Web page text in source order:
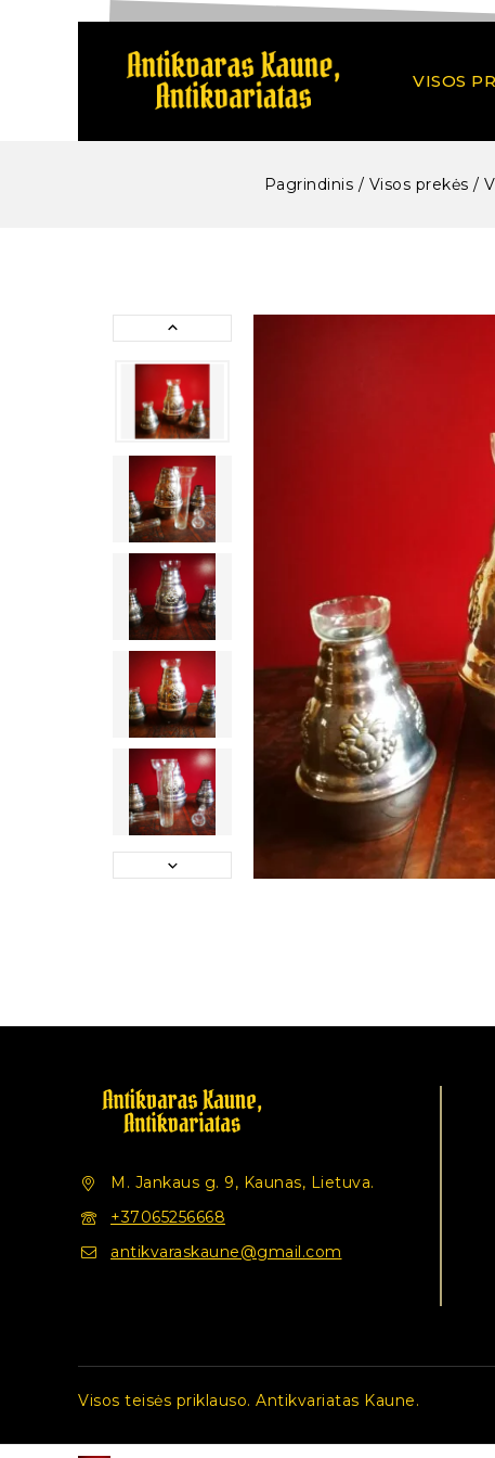
VISOS
Pagrindinis / Visos prekės /
M. Jankaus g. 9, Kaunas, Lietuva.
+37065256668
antikvaraskaune@gmail.com
Visos teisės priklauso. Antikvariatas Kaune.